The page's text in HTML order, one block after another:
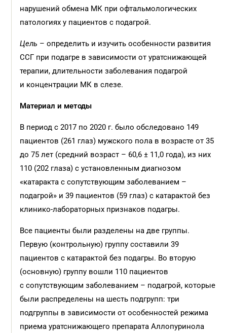
нарушений обмена МК при офтальмологических
патологиях у пациентов с подагрой.
Цель – определить и изучить особенности развития
ССГ при подагре в зависимости от уратснижающей
терапии, длительности заболевания подагрой
и концентрации МК в слезе.
Материал и методы
В период с 2017 по 2020 г. было обследовано 149
пациентов (261 глаз) мужского пола в возрасте от 35
до 75 лет (средний возраст – 60,6 ± 11,0 года), из них
110 (202 глаза) с установленным диагнозом
«катаракта с сопутствующим заболеванием –
подагрой» и 39 пациентов (59 глаз) с катарактой без
клинико-лабораторных признаков подагры.
Все пациенты были разделены на две группы.
Первую (контрольную) группу составили 39
пациентов с катарактой без подагры. Во вторую
(основную) группу вошли 110 пациентов
с сопутствующим заболеванием – подагрой, которые
были распределены на шесть подгрупп: три
подгруппы в зависимости от особенностей режима
приема уратснижающего препарата Аллопуринола